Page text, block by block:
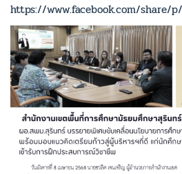
https://www.facebook.com/share/p/